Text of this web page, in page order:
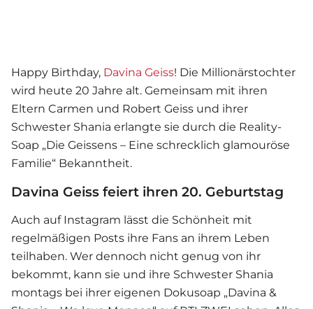
Happy Birthday, Davina Geiss! Die Millionärstochter
wird heute 20 Jahre alt. Gemeinsam mit ihren
Eltern Carmen und Robert Geiss und ihrer
Schwester Shania erlangte sie durch die Reality-
Soap „Die Geissens – Eine schrecklich glamouröse
Familie“ Bekanntheit.
Davina Geiss feiert ihren 20. Geburtstag
Auch auf Instagram lässt die Schönheit mit
regelmäßigen Posts ihre Fans an ihrem Leben
teilhaben. Wer dennoch nicht genug von ihr
bekommt, kann sie und ihre Schwester Shania
montags bei ihrer eigenen Dokusoap „Davina &